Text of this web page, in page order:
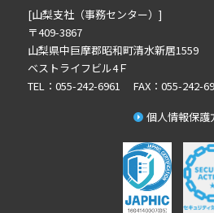
2025年3月の記事一覧(1)
2025年2月の記事一覧(1)
2024年12月の記事一覧(1)
2024年10月の記事一覧(2)
2024年8月の記事一覧(1)
2024年7月の記事一覧(2)
2024年6月の記事一覧(5)
2024年5月の記事一覧(4)
[山梨支社（事務センター）]
〒409-3867
山梨県中巨摩郡昭和町清水新居1559
ベストライフビル4Ｆ
TEL：055-242-6961 FAX：055-242-
個人情報保護